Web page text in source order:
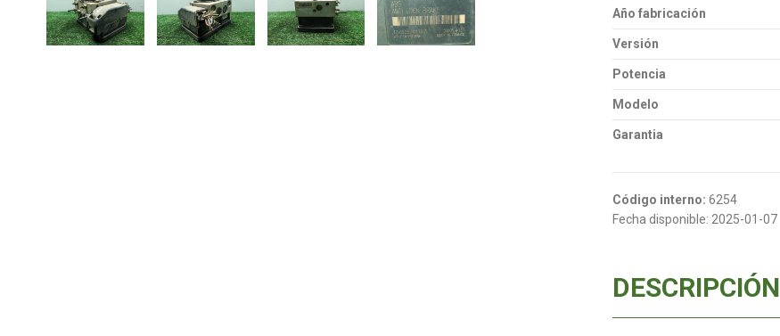
Año fabricación
Versión
Potencia
Modelo
Garantia
Código interno: 6254
Fecha disponible: 2025-01-07
DESCRIPCIÓN